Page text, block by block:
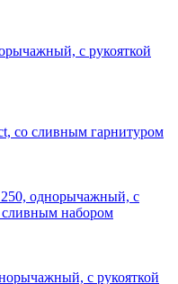
с рукояткой
со сливным гарнитуром
250, однорычажный, с
сливным набором
с рукояткой